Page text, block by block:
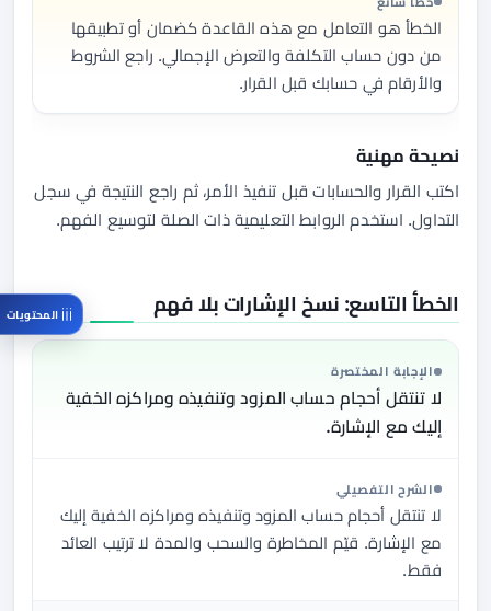
الخطأ هو التعامل مع هذه القاعدة كضمان أو تطبيقها
من دون حساب التكلفة والتعرض الإجمالي. راجع الشروط
والأرقام في حسابك قبل القرار.
نصيحة مهنية
اكتب القرار والحسابات قبل تنفيذ الأمر، ثم راجع النتيجة في سجل
التداول. استخدم الروابط التعليمية ذات الصلة لتوسيع الفهم.
الخطأ التاسع: نسخ الإشارات بلا فهم
الإجابة المختصرة
لا تنتقل أحجام حساب المزود وتنفيذه ومراكزه الخفية
إليك مع الإشارة.
الشرح التفصيلي
لا تنتقل أحجام حساب المزود وتنفيذه ومراكزه الخفية إليك
مع الإشارة. قيّم المخاطرة والسحب والمدة لا ترتيب العائد
فقط.
المحتويات